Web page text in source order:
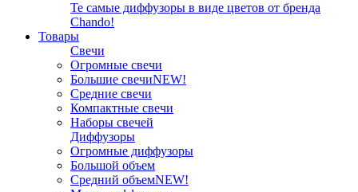
Те самые диффузоры в виде цветов от бренда
Chando!
Товары
Свечи
Огромные свечи
Большие свечиNEW!
Средние свечи
Компактные свечи
Наборы свечей
Диффузоры
Огромные диффузоры
Большой объем
Средний объемNEW!